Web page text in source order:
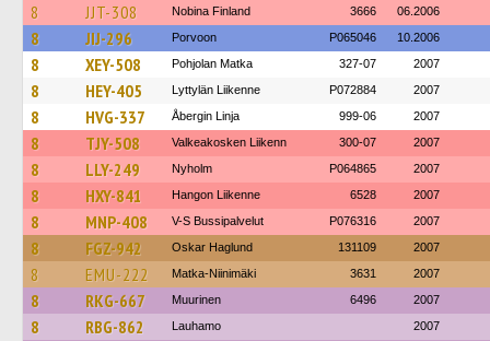
8 JJT-308 Nobina Finland 3666 06.2006
8 JIJ-296 Porvoon P065046 10.2006
8 XEY-508 Pohjolan Matka 327-07 2007
8 HEY-405 Lyttylän Liikenne P072884 2007
8 HVG-337 Åbergin Linja 999-06 2007
8 TJY-508 Valkeakosken Liikenn 300-07 2007
8 LLY-249 Nyholm P064865 2007
8 HXY-841 Hangon Liikenne 6528 2007
8 MNP-408 V-S Bussipalvelut P076316 2007
8 FGZ-942 Oskar Haglund 131109 2007
8 EMU-222 Matka-Niinimäki 3631 2007
8 RKG-667 Muurinen 6496 2007
8 RBG-862 Lauhamo 2007